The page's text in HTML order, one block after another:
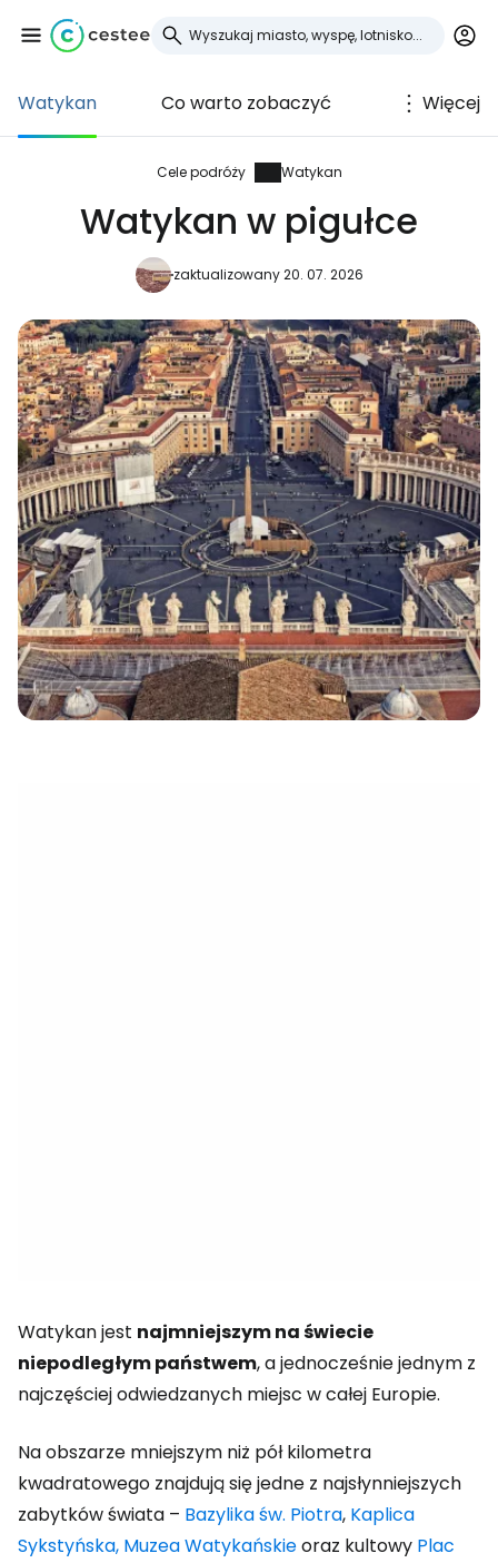
Watykan Co warto zobaczyć Więcej
Cele podróży Watykan
Watykan w pigułce
zaktualizowany 20. 07. 2026
Watykan jest najmniejszym na świecie
niepodległym państwem, a jednocześnie jednym z
najczęściej odwiedzanych miejsc w całej Europie.
Na obszarze mniejszym niż pół kilometra
kwadratowego znajdują się jedne z najsłynniejszych
zabytków świata – Bazylika św. Piotra, Kaplica
Sykstyńska, Muzea Watykańskieoraz kultowy Plac
Zaloguj się do
Cestee
... światowej społeczności podróżniczej
Kontynuuj z Facebookiem
Kontynuuj z e-mailem